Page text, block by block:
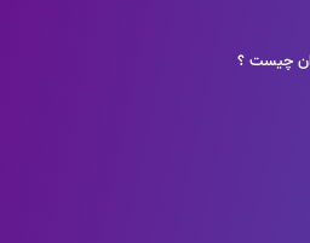
چیست ؟